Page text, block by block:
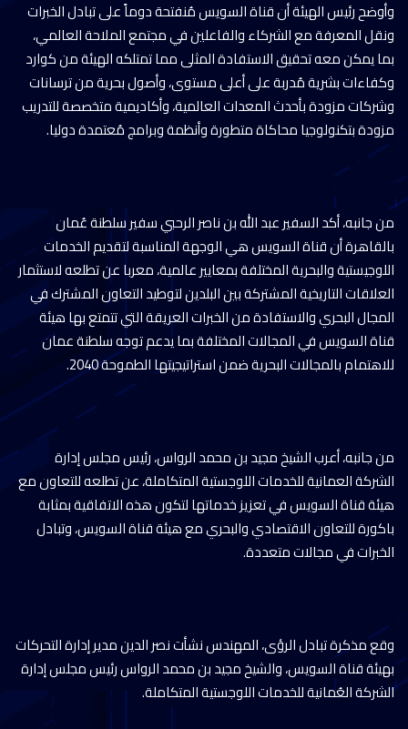
وأوضح رئيس الهيئة أن قناة السويس مُنفتحة دوماً على تبادل الخبرات
ونقل المعرفة مع الشركاء والفاعلين في مجتمع الملاحة العالمي،
بما يمكن معه تحقيق الاستفادة المثلى مما تمتلكه الهيئة من كوارد
وكفاءات بشرية مُدربة على أعلى مستوى، وأصول بحرية من ترسانات
وشركات مزودة بأحدث المعدات العالمية، وأكاديمية متخصصة للتدريب
مزودة بتكنولوجيا محاكاة متطورة وأنظمة وبرامج مُعتمدة دوليا.
من جانبه، أكد السفير عبد الله بن ناصر الرحبي سفير سلطنة عُمان
بالقاهرة أن قناة السويس هي الوجهة المناسبة لتقديم الخدمات
اللوجيستية والبحرية المختلفة بمعايير عالمية، معربا عن تطلعه لاستثمار
العلاقات التاريخية المشتركة بين البلدين لتوطيد التعاون المشترك في
المجال البحري والاستفادة من الخبرات العريقة التي تتمتع بها هيئة
قناة السويس في المجالات المختلفة بما يدعم توجه سلطنة عمان
للاهتمام بالمجالات البحرية ضمن استراتيجيتها الطموحة 2040.
من جانبه، أعرب الشيخ مجيد بن محمد الرواس، رئيس مجلس إدارة
الشركة العمانية للخدمات اللوجستية المتكاملة، عن تطلعه للتعاون مع
هيئة قناة السويس في تعزيز خدماتها لتكون هذه الاتفاقية بمثابة
باكورة للتعاون الاقتصادي والبحري مع هيئة قناة السويس، وتبادل
الخبرات في مجالات متعددة.
وقع مذكرة تبادل الرؤى، المهندس نشأت نصر الدين مدير إدارة التحركات
بهيئة قناة السويس، والشيخ مجيد بن محمد الرواس رئيس مجلس إدارة
الشركة العُمانية للخدمات اللوجستية المتكاملة.